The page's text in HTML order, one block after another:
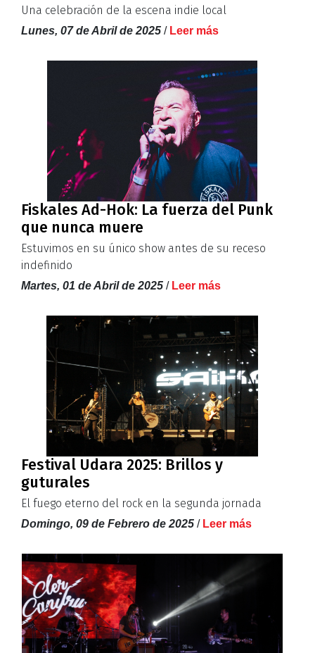
Una celebración de la escena indie local
Lunes, 07 de Abril de 2025 / Leer más
Fiskales Ad-Hok: La fuerza del Punk
que nunca muere
Estuvimos en su único show antes de su receso
indefinido
Martes, 01 de Abril de 2025 / Leer más
Festival Udara 2025: Brillos y
guturales
El fuego eterno del rock en la segunda jornada
Domingo, 09 de Febrero de 2025 / Leer más